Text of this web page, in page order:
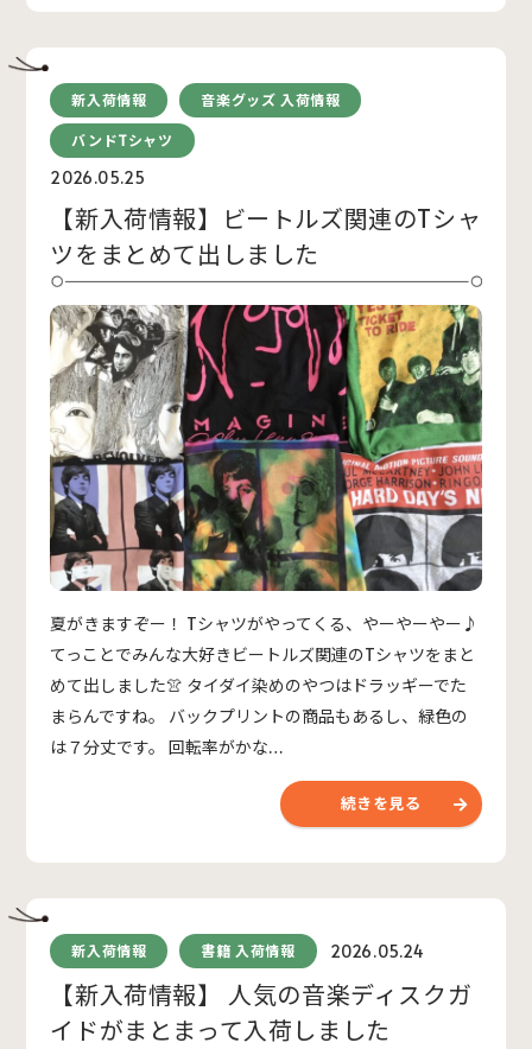
新入荷情報 音楽グッズ 入荷情報
バンドTシャツ
2026.05.25
【新入荷情報】ビートルズ関連のTシャ
ツをまとめて出しました
夏がきますぞー！ Tシャツがやってくる、やーやーやー♪
てっことでみんな大好きビートルズ関連のTシャツをまと
めて出しました👚 タイダイ染めのやつはドラッギーでた
まらんですね。 バックプリントの商品もあるし、緑色の
は７分丈です。 回転率がかな…
続きを見る
新入荷情報 書籍 入荷情報 2026.05.24
【新入荷情報】 人気の音楽ディスクガ
イドがまとまって入荷しました